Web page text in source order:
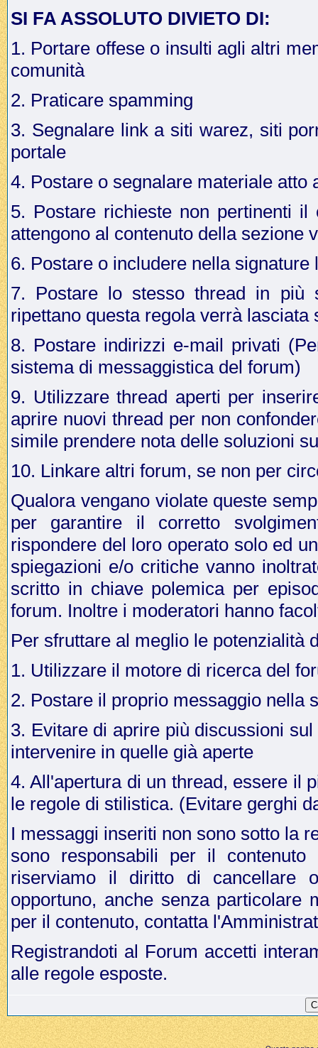
SI FA ASSOLUTO DIVIETO DI:
1. Portare offese o insulti agli altri
comunità
2. Praticare spamming
3. Segnalare link a siti warez, siti
portale
4. Postare o segnalare materiale
5. Postare richieste non pertinenti
attengono al contenuto della sezione
6. Postare o includere nella
7. Postare lo stesso thread in più
ripettano questa regola verrà lasciata
8. Postare indirizzi e-mail privati
sistema di messaggistica del forum)
9. Utilizzare thread aperti per
aprire nuovi thread per non
simile prendere nota delle soluzioni
10. Linkare altri forum, se non per
Qualora vengano violate queste
per garantire il corretto
rispondere del loro operato solo ed
spiegazioni e/o critiche vanno
scritto in chiave polemica per
forum. Inoltre i moderatori hanno
Per sfruttare al meglio le potenzialità
1. Utilizzare il motore di ricerca del
2. Postare il proprio messaggio nella
3. Evitare di aprire più discussioni
intervenire in quelle già aperte
4. All'apertura di un thread, essere il
le regole di stilistica. (Evitare gerghi
I messaggi inseriti non sono sotto la
sono responsabili per il
riserviamo il diritto di cancellare
opportuno, anche senza particolare
per il contenuto, contatta
Registrandoti al Forum accetti
alle regole esposte.